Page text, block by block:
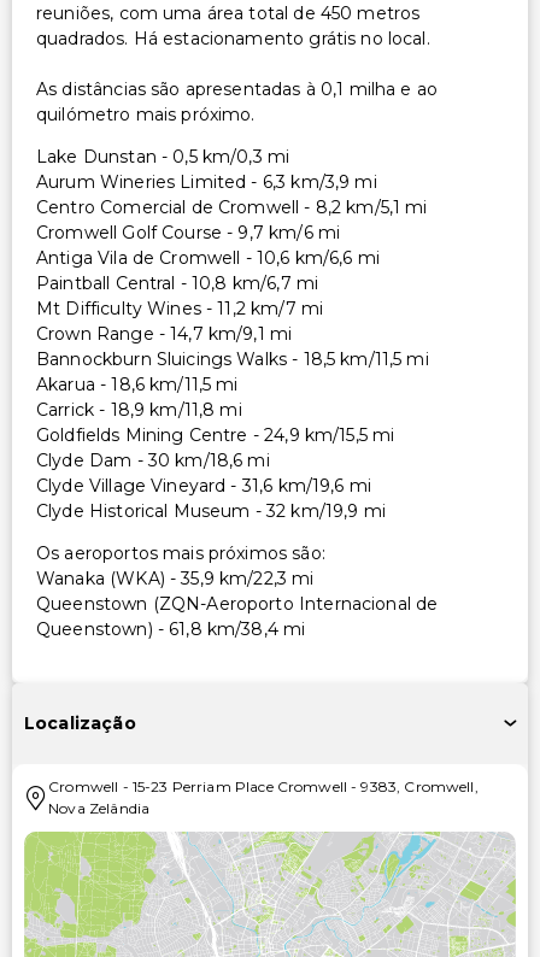
reuniões, com uma área total de 450 metros
quadrados. Há estacionamento grátis no local.
As distâncias são apresentadas à 0,1 milha e ao
quilómetro mais próximo.
Lake Dunstan - 0,5 km/0,3 mi
Aurum Wineries Limited - 6,3 km/3,9 mi
Centro Comercial de Cromwell - 8,2 km/5,1 mi
Cromwell Golf Course - 9,7 km/6 mi
Antiga Vila de Cromwell - 10,6 km/6,6 mi
Paintball Central - 10,8 km/6,7 mi
Mt Difficulty Wines - 11,2 km/7 mi
Crown Range - 14,7 km/9,1 mi
Bannockburn Sluicings Walks - 18,5 km/11,5 mi
Akarua - 18,6 km/11,5 mi
Carrick - 18,9 km/11,8 mi
Goldfields Mining Centre - 24,9 km/15,5 mi
Clyde Dam - 30 km/18,6 mi
Clyde Village Vineyard - 31,6 km/19,6 mi
Clyde Historical Museum - 32 km/19,9 mi
Os aeroportos mais próximos são:
Wanaka (WKA) - 35,9 km/22,3 mi
Queenstown (ZQN-Aeroporto Internacional de
Queenstown) - 61,8 km/38,4 mi
Localização
Cromwell - 15-23 Perriam Place Cromwell -9383 Cromwell
Nova Zelândia